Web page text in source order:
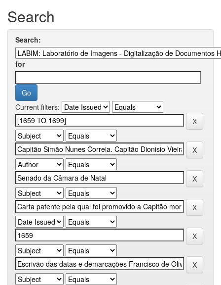
Search
Search:
for
Current filters: